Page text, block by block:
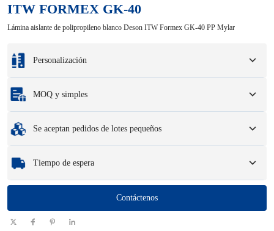
ITW FORMEX GK-40
Lámina aislante de polipropileno blanco Deson ITW Formex GK-40 PP Mylar
Personalización
Las opciones de personalización completas incluyen colores, tamaños, formas,
MOQ y simples
Muestras: Las muestras personalizadas disponibles pueden generar una tarifa
Se aceptan pedidos de lotes pequeños
los productos que necesita de manera rápida y eficiente.
Tiempo de espera
101 - 1000
Contáctenos